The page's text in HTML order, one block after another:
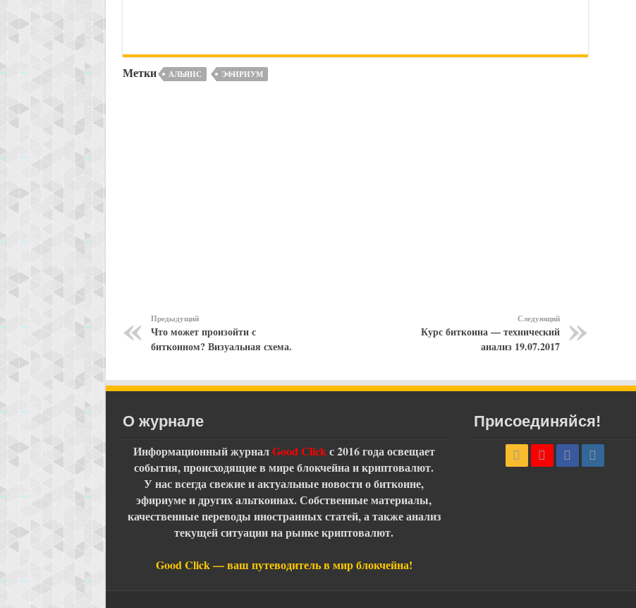
Метки АЛЬЯНС ЭФИРИУМ
Предыдущий
Что может произойти с
биткоином? Визуальная схема.
Следующий
Курс биткоина — технический
анализ 19.07.2017
О журнале
Информационный журналGood Clickс 2016 года освещает
события, происходящие в мире блокчейна и криптовалют.
У нас всегда свежие и актуальные новости о биткоине,
эфириуме и других альткоинах. Собственные материалы,
качественные переводы иностранных статей, а также анализ
текущей ситуации на рынке криптовалют.
Good Click — ваш путеводитель в мир блокчейна!
Присоединяйся!